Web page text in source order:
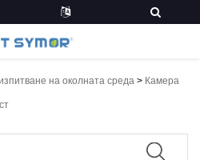
на околната среда > Камера